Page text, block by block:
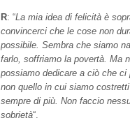
R: “La mia idea di felicità è
convincerci che le cose non
possibile. Sembra che siamo
farlo, soffriamo la povertà. Ma
possiamo dedicare a ciò che
non quello in cui siamo
sempre di più. Non faccio
sobrietà“.